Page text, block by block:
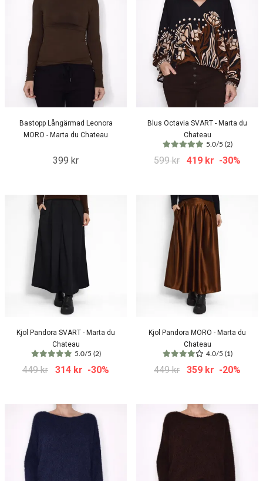
Bastopp Långärmad Leonora
MORO - Marta du Chateau
399 kr
Blus Octavia SVART - Marta du
Chateau
5.0/5 (2)
599 kr 419 kr -30%
Kjol Pandora SVART - Marta du
Chateau
5.0/5 (2)
449 kr 314 kr -30%
Kjol Pandora MORO - Marta du
Chateau
4.0/5 (1)
449 kr 359 kr -20%